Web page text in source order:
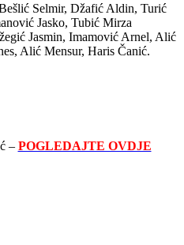
Selmir, Džafić Aldin, Turić
Jasko, Tubić Mirza
Jasmin, Imamović Arnel, Alić
Alić Mensur, Haris Čanić.
– POGLEDAJTE OVDJE